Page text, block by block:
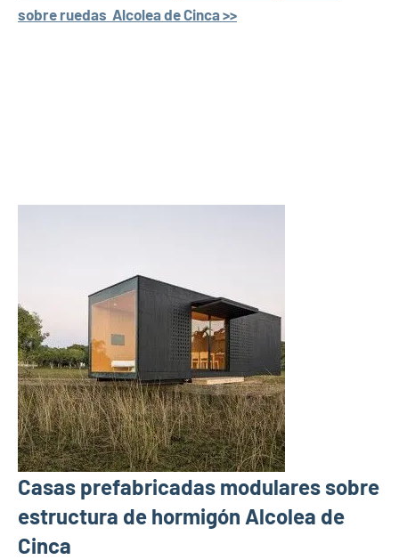
sobre ruedas Alcolea de Cinca >>
Casas prefabricadas modulares sobre
estructura de hormigón Alcolea de
Cinca